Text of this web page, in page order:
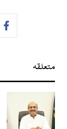
متعلقہ